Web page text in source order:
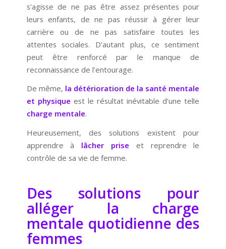
s’agisse de ne pas être assez présentes pour
leurs enfants, de ne pas réussir à gérer leur
carrière ou de ne pas satisfaire toutes les
attentes sociales. D’autant plus, ce sentiment
peut être renforcé par le manque de
reconnaissance de l’entourage.
De même, la détérioration de la santé mentale
et physique est le résultat inévitable d’une telle
charge mentale.
Heureusement, des solutions existent pour
apprendre à lâcher prise et reprendre le
contrôle de sa vie de femme.
Des solutions pour
alléger la charge
mentale quotidienne des
femmes